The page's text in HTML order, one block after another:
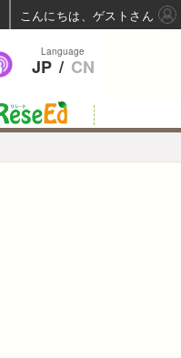
Language
JP / CN
こんにちは、ゲストさん